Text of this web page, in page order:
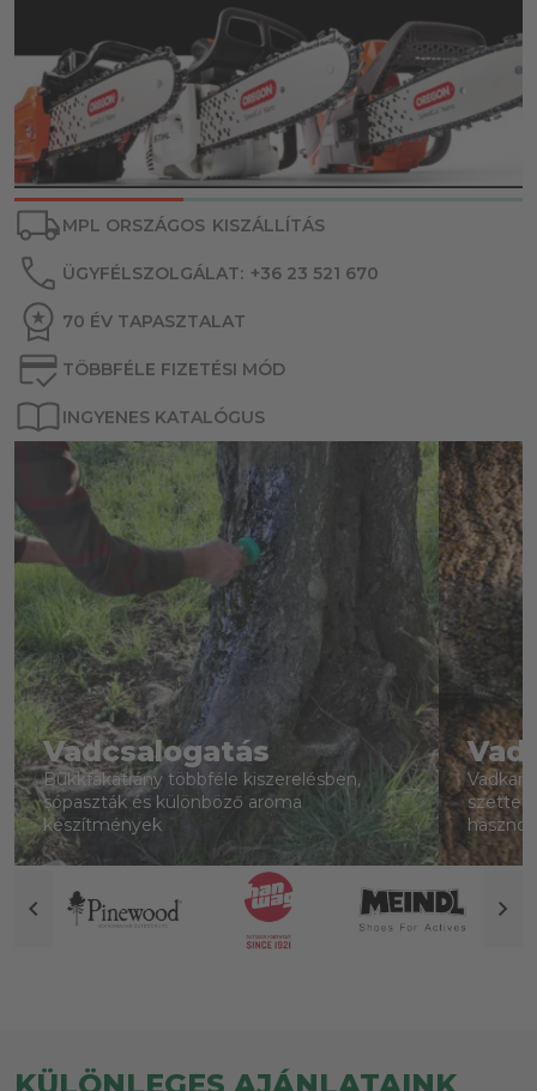
MPL ORSZÁGOS KISZÁLLÍTÁS
ÜGYFÉLSZOLGÁLAT: +36 23 521 670
70 ÉV TAPASZTALAT
TÖBBFÉLE FIZETÉSI MÓD
INGYENES KATALÓGUS
Vadcsalogatás
Bükkfakátrány többféle kiszerelésben,
sópaszták és különböző aroma
készítmények